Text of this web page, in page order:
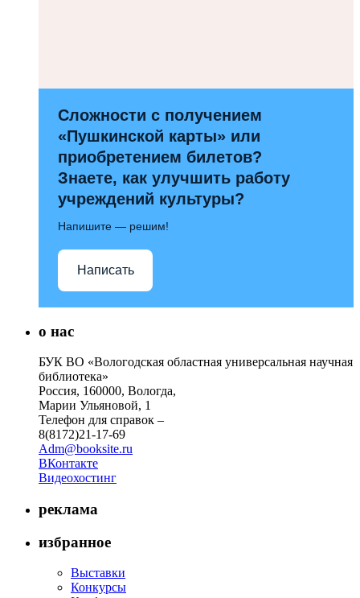
Сложности с получением
«Пушкинской карты» или
приобретением билетов?
Знаете, как улучшить работу
учреждений культуры?
Напишите — решим!
Написать
о нас
БУК ВО «Вологодская областная универсальная научная
библиотека»
Россия, 160000, Вологда,
Марии Ульяновой, 1
Телефон для справок –
8(8172)21-17-69
Adm@booksite.ru
ВКонтакте
Видеохостинг
реклама
избранное
Выставки
Конкурсы